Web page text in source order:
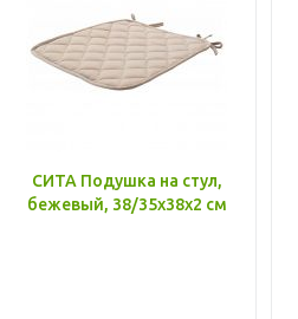
СИТА Подушка на стул,
бежевый, 38/35x38x2 см